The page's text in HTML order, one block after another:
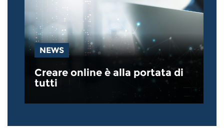
NEWS
Creare online è alla portata di
tutti